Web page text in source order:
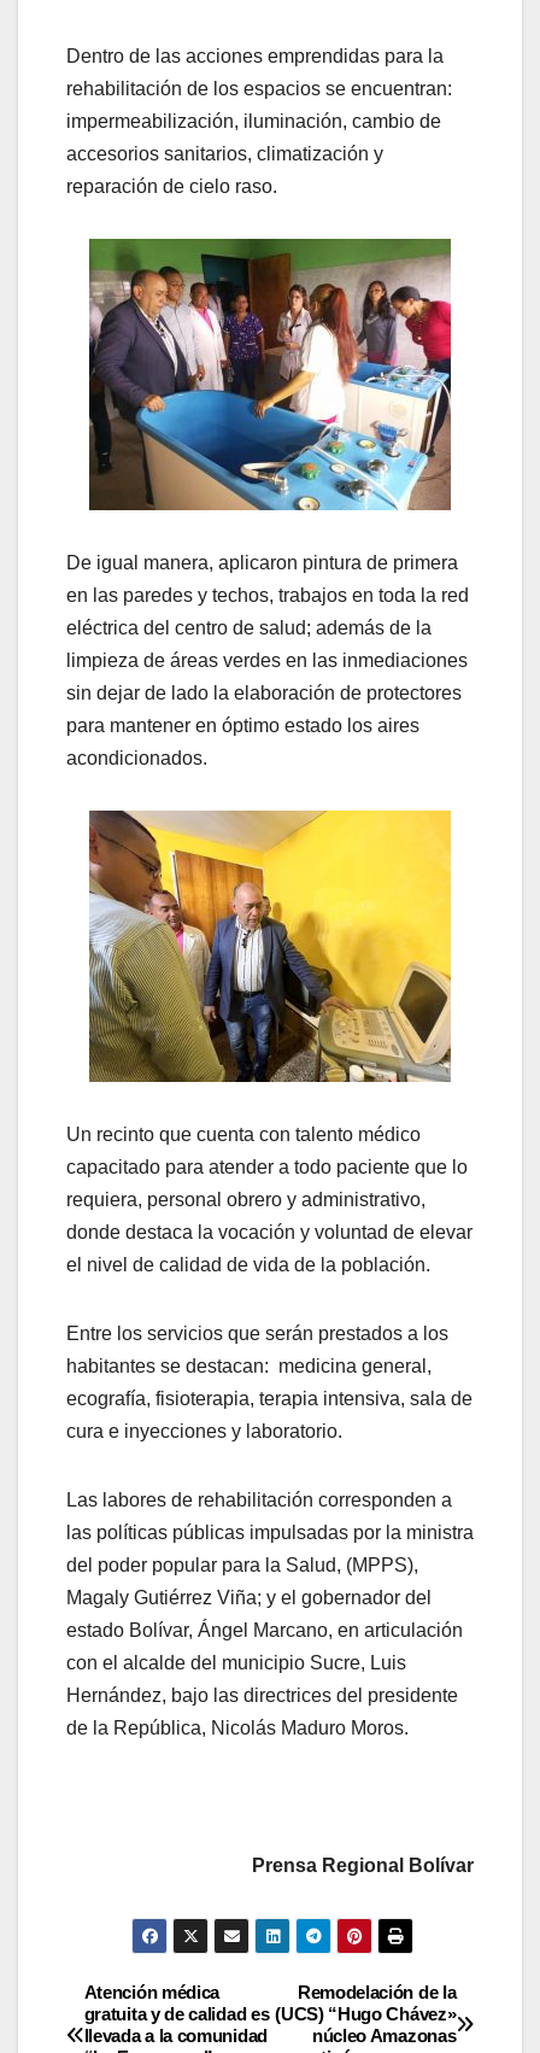
Dentro de las acciones emprendidas para la
rehabilitación de los espacios se encuentran:
impermeabilización, iluminación, cambio de
accesorios sanitarios, climatización y
reparación de cielo raso.
De igual manera, aplicaron pintura de primera
en las paredes y techos, trabajos en toda la red
eléctrica del centro de salud; además de la
limpieza de áreas verdes en las inmediaciones
sin dejar de lado la elaboración de protectores
para mantener en óptimo estado los aires
acondicionados.
Un recinto que cuenta con talento médico
capacitado para atender a todo paciente que lo
requiera, personal obrero y administrativo,
donde destaca la vocación y voluntad de elevar
el nivel de calidad de vida de la población.
Entre los servicios que serán prestados a los
habitantes se destacan: medicina general,
ecografía, fisioterapia, terapia intensiva, sala de
cura e inyecciones y laboratorio.
Las labores de rehabilitación corresponden a
las políticas públicas impulsadas por la ministra
del poder popular para la Salud, (MPPS),
Magaly Gutiérrez Viña; y el gobernador del
estado Bolívar, Ángel Marcano, en articulación
con el alcalde del municipio Sucre, Luis
Hernández, bajo las directrices del presidente
de la República, Nicolás Maduro Moros.
Prensa Regional Bolívar
Remodelación de la
(UCS) “Hugo Chávez»
núcleo Amazonas
Atención médica
gratuita y de calidad es
llevada a la comunidad